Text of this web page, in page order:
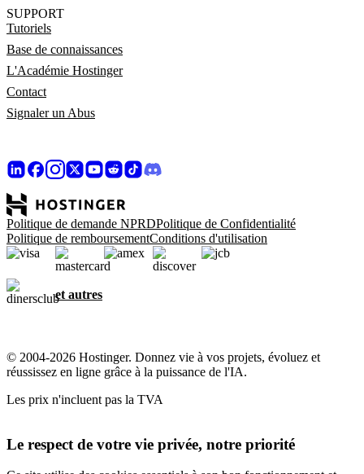
SUPPORT
Tutoriels
Base de connaissances
L'Académie Hostinger
Contact
Signaler un Abus
Politique de demande NPRDPolitique de Confidentialité
Politique de remboursementConditions d'utilisation
et autres
© 2004-2026 Hostinger. Donnez vie à vos projets, évoluez et
réussissez en ligne grâce à la puissance de l'IA.
Les prix n'incluent pas la TVA
Le respect de votre vie privée, notre priorité